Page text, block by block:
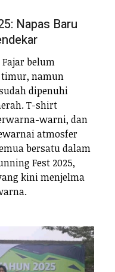
Napas Baru
Fajar belum
timur, namun
dipenuhi
T-shirt
warni, dan
atmosfer
bersatu dalam
Fest 2025,
kini menjelma